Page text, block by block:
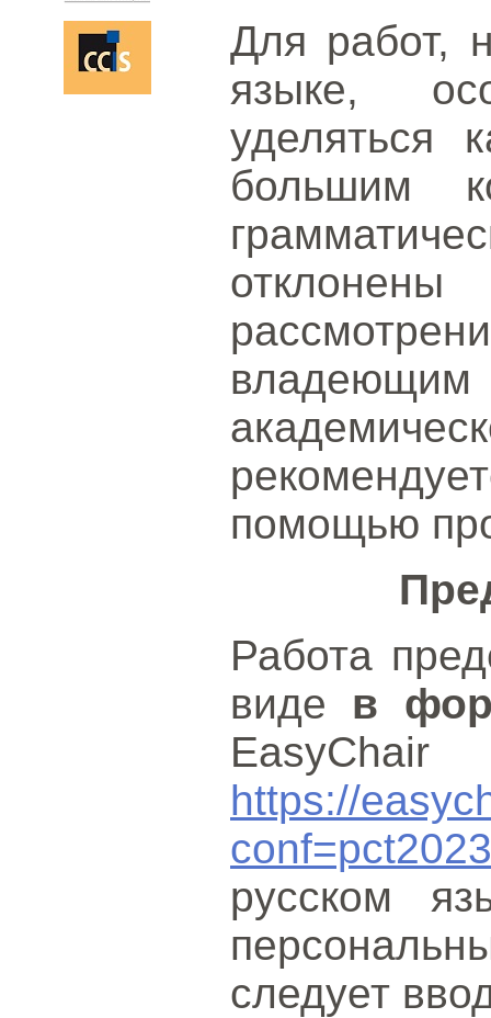
Для работ,
языке,
уделяться
большим
помощью
Работа
виде в
EasyChair
https://
conf=pct2023
русском
следует